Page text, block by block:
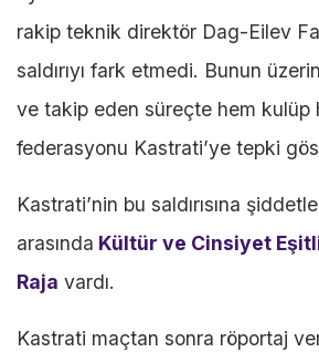
rakip teknik direktör Dag-Eilev
saldırıyı fark etmedi. Bunun
ve takip eden süreçte hem kulüp
federasyonu Kastrati’ye tepki
Kastrati’nin bu saldırısına
arasında Kültür ve Cinsiyet
Raja vardı.
Kastrati maçtan sonra röportaj